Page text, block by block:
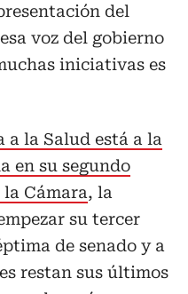
del
voz del gobierno
iniciativas es
a la Salud está a la
en su segundo
Cámara, la
su tercer
de senado y a
restan sus últimos